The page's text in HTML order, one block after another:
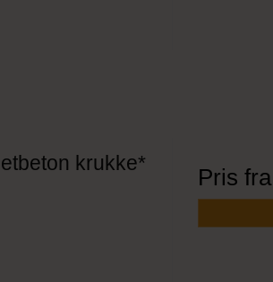
krukke*
Pris fra